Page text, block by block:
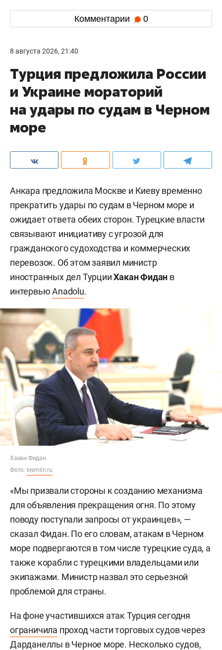
Комментарии 0
8 августа 2026, 21:40
Турция предложила России
и Украине мораторий
на удары по судам в Черном
море
Анкара предложила Москве и Киеву временно
прекратить удары по судам в Черном море и
ожидает ответа обеих сторон. Турецкие власти
связывают инициативу с угрозой для
гражданского судоходства и коммерческих
перевозок. Об этом заявил министр
иностранных дел ТурцииХакан Фидан в
интервьюAnadolu.
Хакан Фидан
Фото: kremlin.ru
«Мы призвали стороны к созданию механизма
для объявления прекращения огня. По этому
поводу поступали запросы от украинцев», —
сказал Фидан. По его словам, атакам в Черном
море подвергаются в том числе турецкие суда, а
также корабли с турецкими владельцами или
экипажами. Министр назвал это серьезной
проблемой для страны.
На фоне участившихся атак Турция сегодня
ограничила проход части торговых судов через
Дарданеллы в Черное море. Несколько судов,